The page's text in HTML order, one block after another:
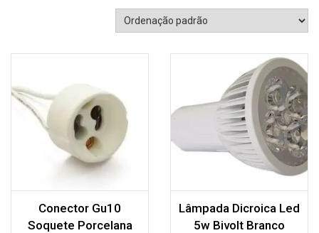
Conector Gu10
Soquete Porcelana
aos
Lâmpada Dicroica Led
5w Bivolt Branco